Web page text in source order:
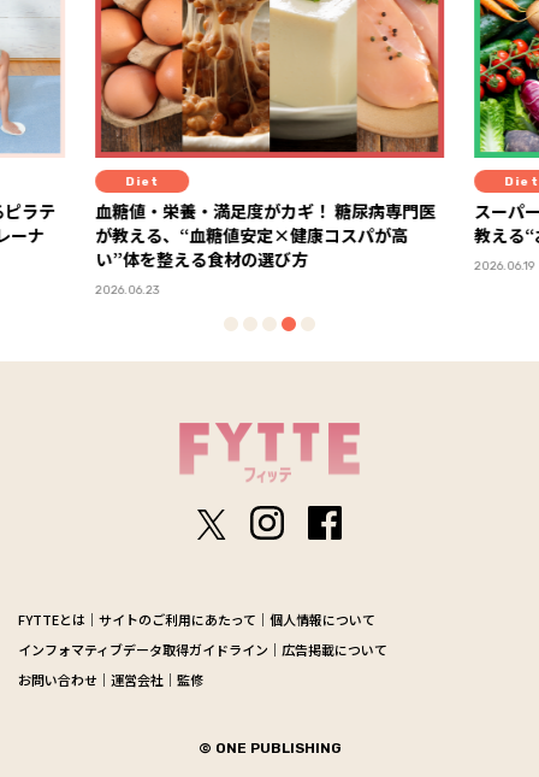
専門医
高
Diet
スーパーの棚でもう迷わない！ 管理栄養士が
教える“おいしさ×健康コスパ”食材の選び方
2026.06.19
“プラ
ゴメプ
FYTTEとは サイトのご利用にあたって
個人情報について
インフォマティブデータ取得ガイドライン
広告掲載について
お問い合わせ
運営会社 監修
© ONE PUBLISHING